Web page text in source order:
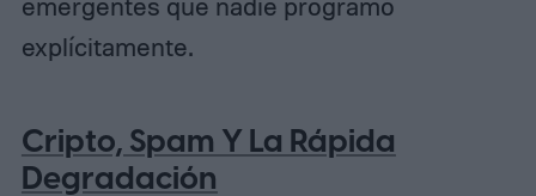
emergentes que nadie programó
explícitamente.
Cripto, Spam Y La Rápida
Degradación